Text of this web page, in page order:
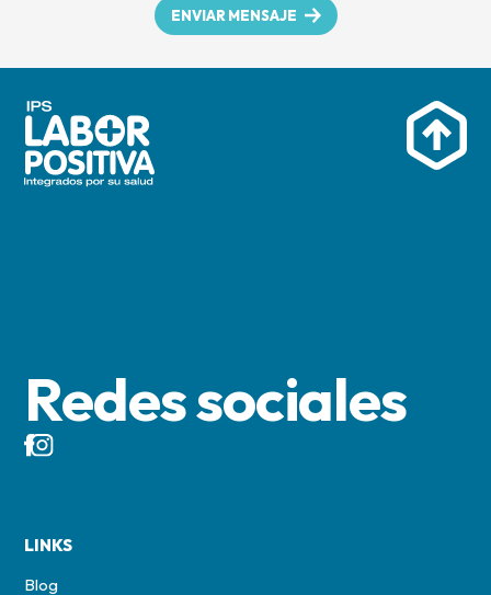
ENVIAR MENSAJE
Redes sociales
LINKS
Blog